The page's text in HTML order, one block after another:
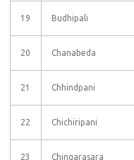
19 Budhipali
20 Chanabeda
21 Chhindpani
22 Chichiripani
23 Chingarasara